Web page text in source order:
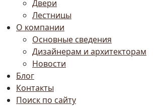
Двери
Лестницы
О компании
Основные сведения
Дизайнерам и архитекторам
Новости
Блог
Контакты
Поиск по сайту